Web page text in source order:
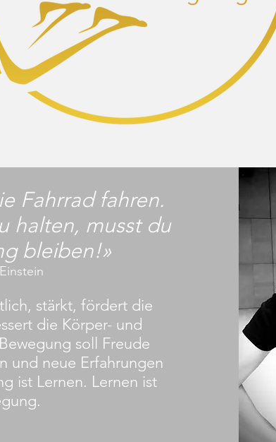
Fahrrad fahren.
halten, musst du
bleiben!»
stärkt, fördert die
die Körper- und
soll Freude
und neue Erfahrungen
ist Lernen. Lernen ist